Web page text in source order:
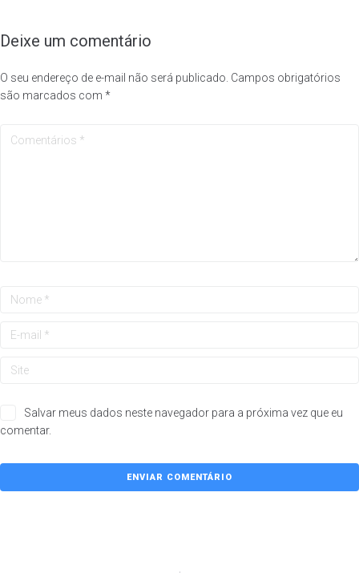
Deixe um comentário
O seu endereço de e-mail não será publicado. Campos obrigatórios
são marcados com *
Salvar meus dados neste navegador para a próxima vez que eu
comentar.